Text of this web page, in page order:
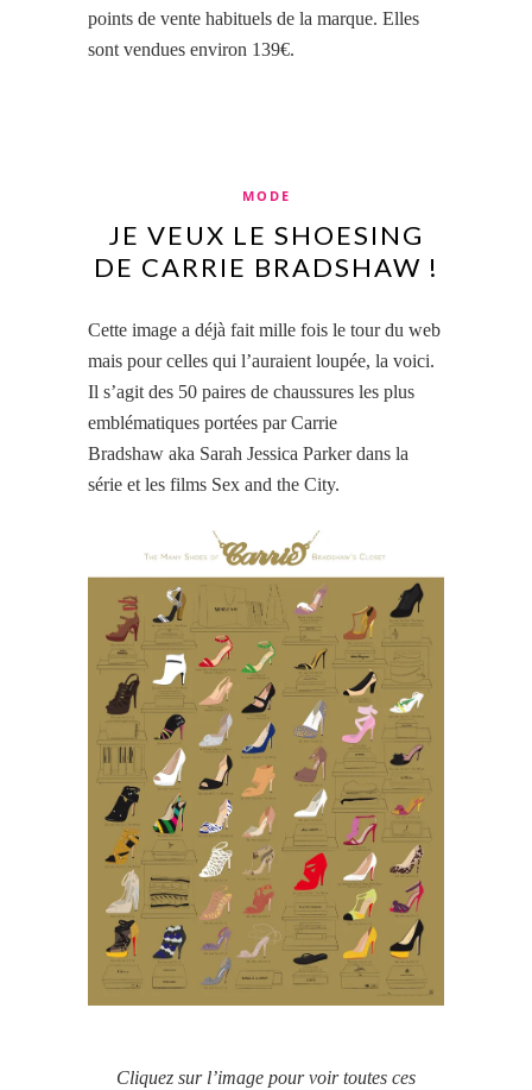
points de vente habituels de la marque. Elles
sont vendues environ 139€.
MODE
JE VEUX LE SHOESING
DE CARRIE BRADSHAW !
Cette image a déjà fait mille fois le tour du web
mais pour celles qui l’auraient loupée, la voici.
Il s’agit des 50 paires de chaussures les plus
emblématiques portées par Carrie
Bradshaw aka Sarah Jessica Parker dans la
série et les films Sex and the City.
Cliquez sur l’image pour voir toutes ces